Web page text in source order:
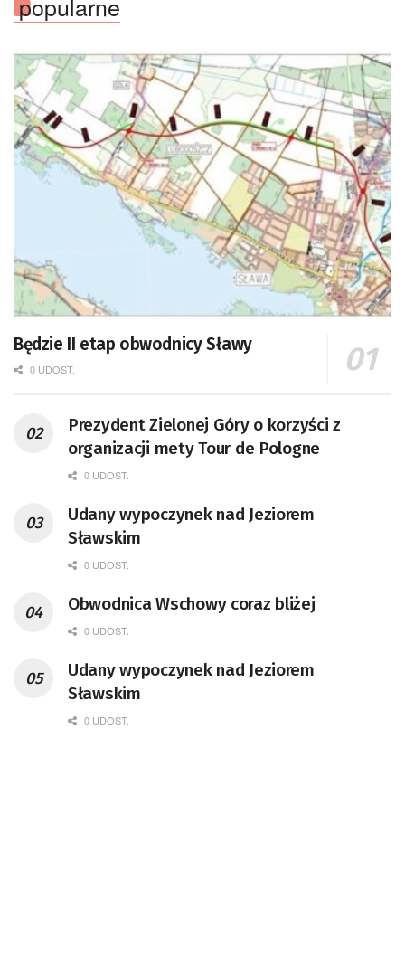
Będzie II etap obwodnicy Sławy
0 UDOST.
Prezydent Zielonej Góry o korzyści z
organizacji mety Tour de Pologne
0 UDOST.
Udany wypoczynek nad Jeziorem
Sławskim
0 UDOST.
Obwodnica Wschowy coraz bliżej
0 UDOST.
Udany wypoczynek nad Jeziorem
Sławskim
0 UDOST.